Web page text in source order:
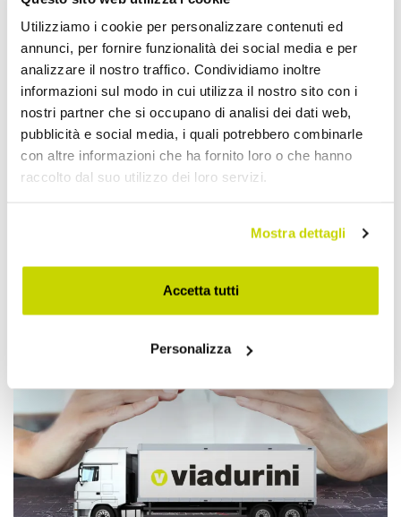
Utilizziamo i cookie per personalizzare contenuti ed
annunci, per fornire funzionalità dei social media e per
analizzare il nostro traffico. Condividiamo inoltre
informazioni sul modo in cui utilizza il nostro sito con i
nostri partner che si occupano di analisi dei dati web,
pubblicità e social media, i quali potrebbero combinarle
con altre informazioni che ha fornito loro o che hanno
raccolto dal suo utilizzo dei loro servizi.
Mostra dettagli
Accetta tutti
Personalizza
Approfittane subito!